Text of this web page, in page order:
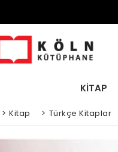
KİTAP
> Kitap > Türkçe Kitaplar